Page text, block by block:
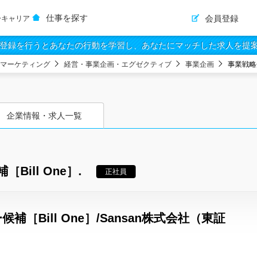
ャリア 仕事を探す 会員登録
録を行うとあなたの行動を学習し、あなたにマッチした求人を提
ーケティング 経営・事業企画・エグゼクティブ 事業企画 事業戦
企業情報・求人一覧
［Bill One］. 正社員
補［Bill One］/Sansan株式会社（東証